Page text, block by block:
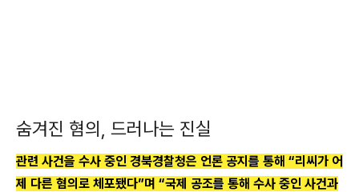
숨겨진 혐의, 드러나는 진실
관련 사건을 수사 중인 경북경찰청은 언론 공지를 통해 “리씨가 어
제 다른 혐의로 체포됐다”며 “국제 공조를 통해 수사 중인 사건과